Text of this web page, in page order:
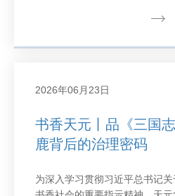
2026年06月23日
书香天元丨品《三国
鹿背后的治理密码
为深入学习贯彻习近平总书记